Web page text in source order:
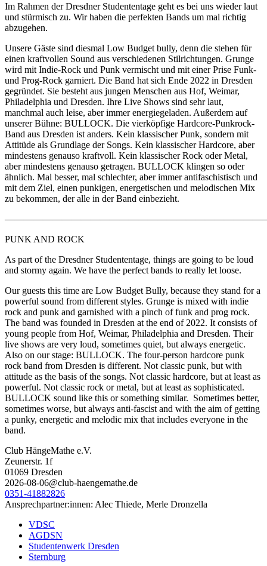
Im Rahmen der Dresdner Studententage geht es bei uns wieder laut
und stürmisch zu. Wir haben die perfekten Bands um mal richtig
abzugehen.
Unsere Gäste sind diesmal Low Budget bully, denn die stehen für
einen kraftvollen Sound aus verschiedenen Stilrichtungen. Grunge
wird mit Indie-Rock und Punk vermischt und mit einer Prise Funk-
und Prog-Rock garniert. Die Band hat sich Ende 2022 in Dresden
gegründet. Sie besteht aus jungen Menschen aus Hof, Weimar,
Philadelphia und Dresden. Ihre Live Shows sind sehr laut,
manchmal auch leise, aber immer energiegeladen. Außerdem auf
unserer Bühne: BULLOCK. Die vierköpfige Hardcore-Punkrock-
Band aus Dresden ist anders. Kein klassischer Punk, sondern mit
Attitüde als Grundlage der Songs. Kein klassischer Hardcore, aber
mindestens genauso kraftvoll. Kein klassischer Rock oder Metal,
aber mindestens genauso getragen. BULLOCK klingen so oder
ähnlich. Mal besser, mal schlechter, aber immer antifaschistisch und
mit dem Ziel, einen punkigen, energetischen und melodischen Mix
zu bekommen, der alle in der Band einbezieht.
PUNK AND ROCK
As part of the Dresdner Studententage, things are going to be loud
and stormy again. We have the perfect bands to really let loose.
Our guests this time are Low Budget Bully, because they stand for a
powerful sound from different styles. Grunge is mixed with indie
rock and punk and garnished with a pinch of funk and prog rock.
The band was founded in Dresden at the end of 2022. It consists of
young people from Hof, Weimar, Philadelphia and Dresden. Their
live shows are very loud, sometimes quiet, but always energetic.
Also on our stage: BULLOCK. The four-person hardcore punk
rock band from Dresden is different. Not classic punk, but with
attitude as the basis of the songs. Not classic hardcore, but at least as
powerful. Not classic rock or metal, but at least as sophisticated.
BULLOCK sound like this or something similar. Sometimes better,
sometimes worse, but always anti-fascist and with the aim of getting
a punky, energetic and melodic mix that includes everyone in the
band.
Club HängeMathe e.V.
Zeunerstr. 1f
01069 Dresden
2026-08-06@club-haengemathe.de
0351-41882826
Ansprechpartner:innen: Alec Thiede, Merle Dronzella
VDSC
AGDSN
Studentenwerk Dresden
Sternburg